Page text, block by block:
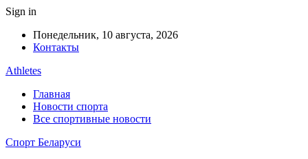
Sign in
Понедельник, 10 августа, 2026
Контакты
Athletes
Главная
Новости спорта
Все спортивные новости
Спорт Беларуси